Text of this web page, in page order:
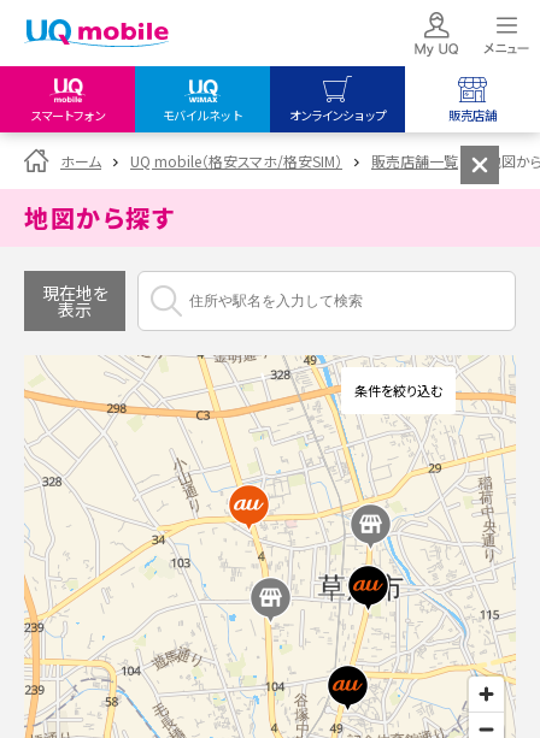
スマートフォン モバイルネット オンラインショップ 販売店舗
my UQ WiMAX
UQ WiMAX ご契約の方
My UQ mobile
UQ mobile
UQ mobile
オンラインショップ
UQ WiMAX
UQ mobile
販売店舗
UQ WiMAX
ホーム UQ mobile（格安スマホ/格安SIM） 販売店舗一覧 地図か
地図から探す
現在地を
表示
条件を絞り込む